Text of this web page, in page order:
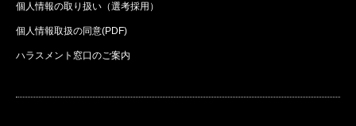
個人情報の取り扱い（選考採用）
個人情報取扱の同意(PDF)
ハラスメント窓口のご案内